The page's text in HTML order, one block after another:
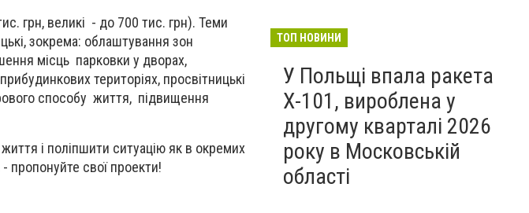
грн, великі - до 700 тис. грн). Теми
зокрема: облаштування зон
місць парковки у дворах,
територіях, просвітницькі
способу життя, підвищення
і поліпшити ситуацію як в окремих
- пропонуйте свої проекти!
ТОП НОВИНИ
У Польщі впала ракета
Х-101, вироблена у
другому кварталі 2026
року в Московській
області